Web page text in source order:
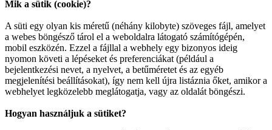
Mik a sütik (cookie)?
A süti egy olyan kis méretű (néhány kilobyte) szöveges fájl, amelyet
a webes böngésző tárol el a weboldalra látogató számítógépén,
mobil eszközén. Ezzel a fájllal a webhely egy bizonyos ideig
nyomon követi a lépéseket és preferenciákat (például a
bejelentkezési nevet, a nyelvet, a betűméretet és az egyéb
megjelenítési beállításokat), így nem kell újra listáznia őket, amikor a
webhelyet legközelebb meglátogatja, vagy az oldalát böngészi.
Hogyan használjuk a sütiket?